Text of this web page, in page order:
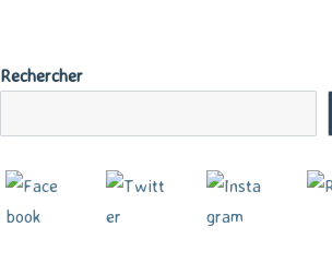
Rechercher